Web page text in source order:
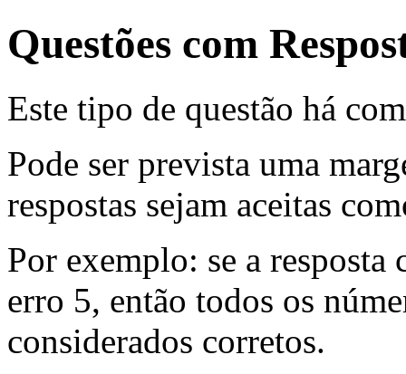
Questões com
Este tipo de questão há
Pode ser prevista uma
respostas sejam aceitas
Por exemplo: se a
erro 5, então todos os
considerados corretos.